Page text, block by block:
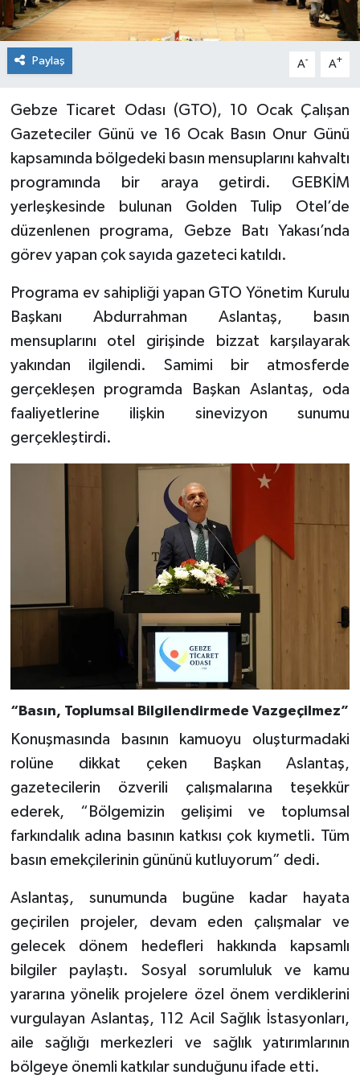
Paylaş A- A+
Gebze Ticaret Odası (GTO), 10 Ocak Çalışan
Gazeteciler Günü ve 16 Ocak Basın Onur Günü
kapsamında bölgedeki basın mensuplarını kahvaltı
programında bir araya getirdi. GEBKİM
yerleşkesinde bulunan Golden Tulip Otel’de
düzenlenen programa, Gebze Batı Yakası’nda
görev yapan çok sayıda gazeteci katıldı.
Programa ev sahipliği yapan GTO Yönetim Kurulu
Başkanı Abdurrahman Aslantaş, basın
mensuplarını otel girişinde bizzat karşılayarak
yakından ilgilendi. Samimi bir atmosferde
gerçekleşen programda Başkan Aslantaş, oda
faaliyetlerine ilişkin sinevizyon sunumu
gerçekleştirdi.
“Basın, Toplumsal Bilgilendirmede Vazgeçilmez”
Konuşmasında basının kamuoyu oluşturmadaki
rolüne dikkat çeken Başkan Aslantaş,
gazetecilerin özverili çalışmalarına teşekkür
ederek, “Bölgemizin gelişimi ve toplumsal
farkındalık adına basının katkısı çok kıymetli. Tüm
basın emekçilerinin gününü kutluyorum” dedi.
Aslantaş, sunumunda bugüne kadar hayata
geçirilen projeler, devam eden çalışmalar ve
gelecek dönem hedefleri hakkında kapsamlı
bilgiler paylaştı. Sosyal sorumluluk ve kamu
yararına yönelik projelere özel önem verdiklerini
vurgulayan Aslantaş, 112 Acil Sağlık İstasyonları,
aile sağlığı merkezleri ve sağlık yatırımlarının
bölgeye önemli katkılar sunduğunu ifade etti.